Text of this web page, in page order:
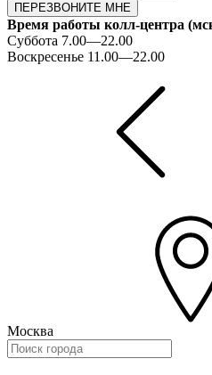
ПЕРЕЗВОНИТЕ МНЕ
Время работы колл-центра
Суббота 7.00—22.00
Воскресенье 11.00—22.00
Москва